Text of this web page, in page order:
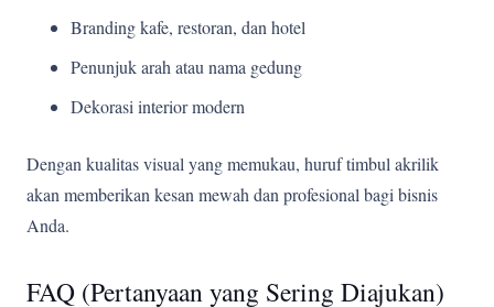
Branding kafe, restoran, dan hotel
Penunjuk arah atau nama gedung
Dekorasi interior modern
Dengan kualitas visual yang memukau, huruf timbul akrilik
akan memberikan kesan mewah dan profesional bagi bisnis
Anda.
FAQ (Pertanyaan yang Sering Diajukan)